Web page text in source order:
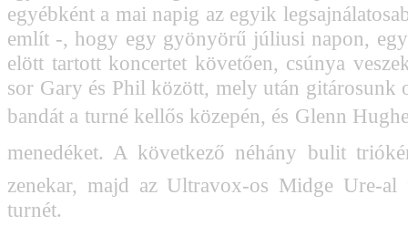
egyébként a mai napig az egyik
említ -, hogy egy gyönyörű júliusi napon,
elött tartott koncertet követően, csúnya
sor Gary és Phil között, mely után gitárosunk
bandát a turné kellős közepén, és Glenn
menedéket. A következő néhány bulit
zenekar, majd az Ultravox-os Midge Ure-al
turnét.